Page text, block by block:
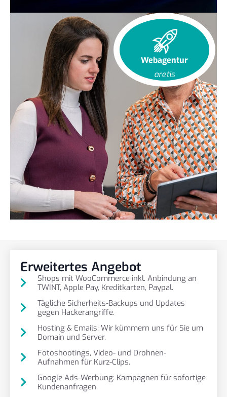
Webagentur
aretis
Erweitertes Angebot
Shops mit WooCommerce inkl. Anbindung an
TWINT, Apple Pay, Kreditkarten, Paypal.
Tägliche Sicherheits-Backups und Updates
gegen Hackerangriffe.
Hosting & Emails: Wir kümmern uns für Sie um
Domain und Server.
Fotoshootings, Video- und Drohnen-
Aufnahmen für Kurz-Clips.
Google Ads-Werbung: Kampagnen für sofortige
Kundenanfragen.